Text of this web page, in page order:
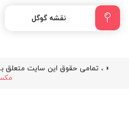
نقشه گوگل
« ، تمامی حقوق این سایت متعلق